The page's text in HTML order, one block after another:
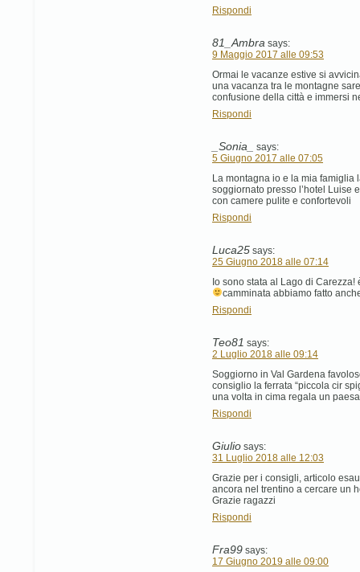
Rispondi
81_Ambra says:
9 Maggio 2017 alle 09:53
Ormai le vacanze estive si
una vacanza tra le montagne
confusione della città e immersi
Rispondi
_Sonia_
says:
5 Giugno 2017 alle 07:05
La montagna io e la mia famiglia
soggiornato presso l’hotel Luise
con camere pulite e confortevoli
Rispondi
Luca25 says:
25 Giugno 2018 alle 07:14
Io sono stata al Lago di Carezza!
camminata abbiamo fatto
Rispondi
Teo81 says:
2 Luglio 2018 alle 09:14
Soggiorno in Val Gardena
consiglio la ferrata “piccola cir
una volta in cima regala un
Rispondi
Giulio says:
31 Luglio 2018 alle 12:03
Grazie per i consigli, articolo
ancora nel trentino a cercare un
Grazie ragazzi
Rispondi
Fra99 says:
17 Giugno 2019 alle 09:00